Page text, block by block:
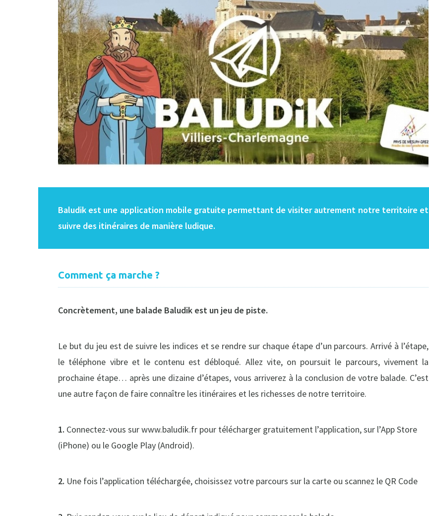
Baludik est une application mobile gratuite permettant de visiter autrement notre territoire et
suivre des itinéraires de manière ludique.
Comment ça marche ?
Concrètement, une balade Baludik est un jeu de piste.
Le but du jeu est de suivre les indices et se rendre sur chaque étape d’un parcours. Arrivé à l’étape,
le téléphone vibre et le contenu est débloqué. Allez vite, on poursuit le parcours, vivement la
prochaine étape… après une dizaine d’étapes, vous arriverez à la conclusion de votre balade. C’est
une autre façon de faire connaître les itinéraires et les richesses de notre territoire.
1. Connectez-vous sur www.baludik.fr pour télécharger gratuitement l’application, sur l’App Store
(iPhone) ou le Google Play (Android).
2. Une fois l’application téléchargée, choisissez votre parcours sur la carte ou scannez le QR Code